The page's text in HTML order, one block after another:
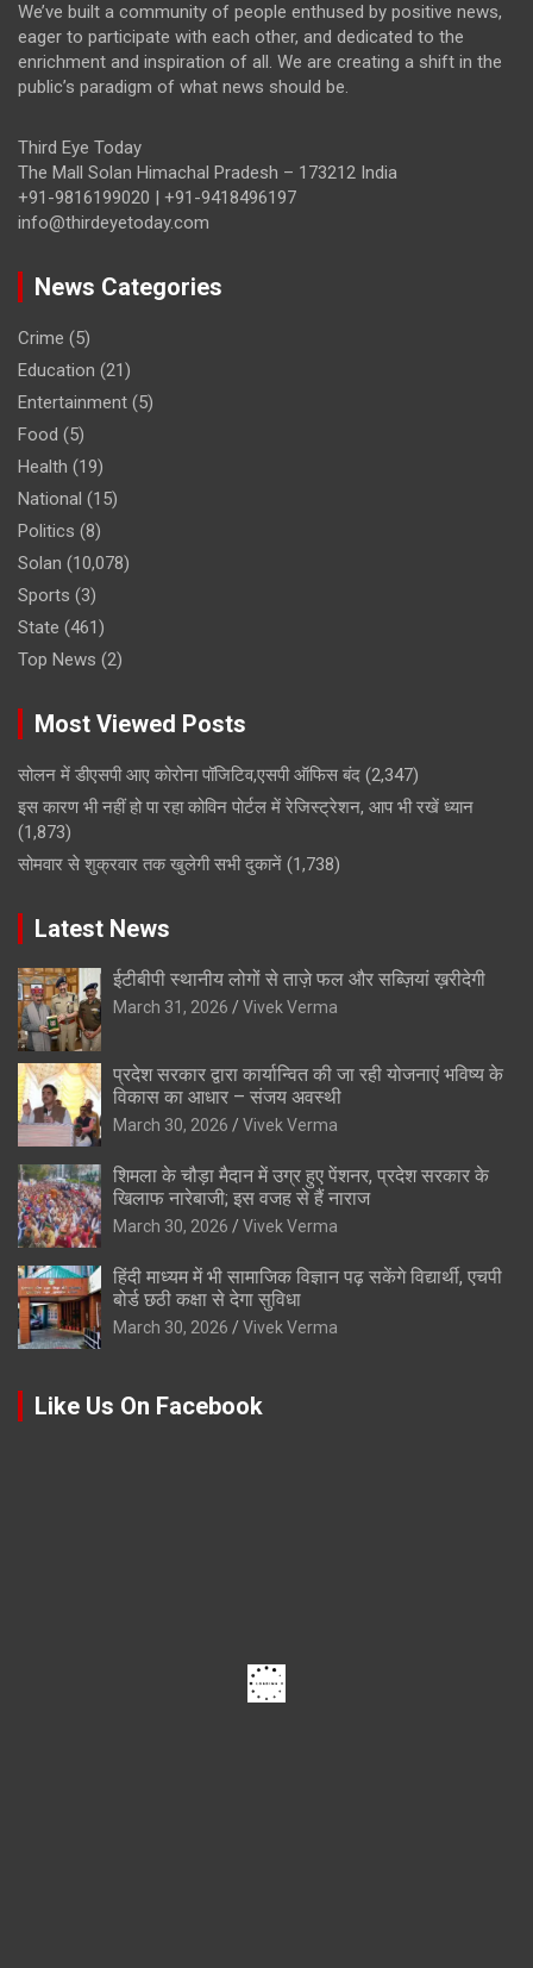
We’ve built a community of people enthused by positive news,
eager to participate with each other, and dedicated to the
enrichment and inspiration of all. We are creating a shift in the
public’s paradigm of what news should be.
Third Eye Today
The Mall Solan Himachal Pradesh – 173212 India
+91-9816199020 | +91-9418496197
info@thirdeyetoday.com
News Categories
Crime (5)
Education (21)
Entertainment (5)
Food (5)
Health (19)
National (15)
Politics (8)
Solan (10,078)
Sports (3)
State (461)
Top News (2)
Most Viewed Posts
सोलन में डीएसपी आए कोरोना पॉजिटिव,एसपी ऑफिस बंद (2,347)
इस कारण भी नहीं हो पा रहा कोविन पोर्टल में रेजिस्ट्रेशन, आप भी रखें ध्यान
(1,873)
सोमवार से शुक्रवार तक खुलेगी सभी दुकानें (1,738)
Latest News
ईटीबीपी स्थानीय लोगों से ताज़े फल और सब्ज़ियां ख़रीदेगी
March 31, 2026 Vivek Verma
प्रदेश सरकार द्वारा कार्यान्वित की जा रही योजनाएं भविष्य के
विकास का आधार – संजय अवस्थी
March 30, 2026 Vivek Verma
शिमला के चौड़ा मैदान में उग्र हुए पेंशनर, प्रदेश सरकार के
खिलाफ नारेबाजी; इस वजह से हैं नाराज
March 30, 2026 Vivek Verma
हिंदी माध्यम में भी सामाजिक विज्ञान पढ़ सकेंगे विद्यार्थी, एचपी
बोर्ड छठी कक्षा से देगा सुविधा
March 30, 2026 Vivek Verma
Like Us On Facebook